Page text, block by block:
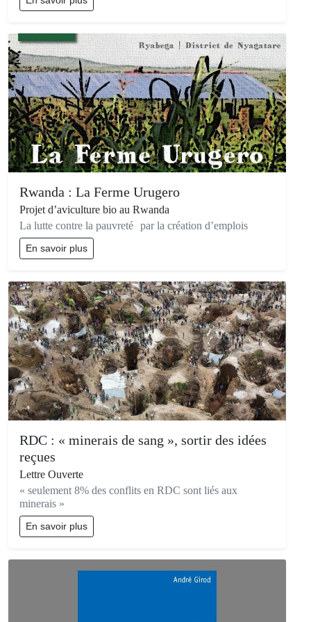
Rwanda : La Ferme Urugero
Projet d’aviculture bio au Rwanda
La lutte contre la pauvreté par la création d’emplois
En savoir plus
RDC : « minerais de sang », sortir des idées
reçues
Lettre Ouverte
« seulement 8% des conflits en RDC sont liés aux
minerais »
En savoir plus